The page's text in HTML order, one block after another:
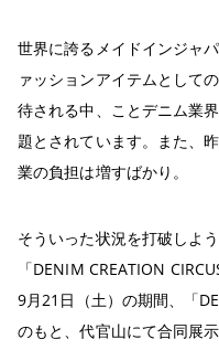
世界に誇るメイドインジャ
ァッションアイテムとして
待される中、ことデニム業
題とされています。また、
業の負担は増すばかり。
そういった状況を打破しよ
「DENIM CREATION
9月21日（土）の期間、「
のもと、代官山にて合同展